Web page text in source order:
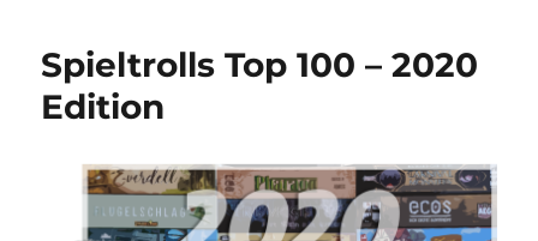
Spieltrolls Top 100 – 2020
Edition